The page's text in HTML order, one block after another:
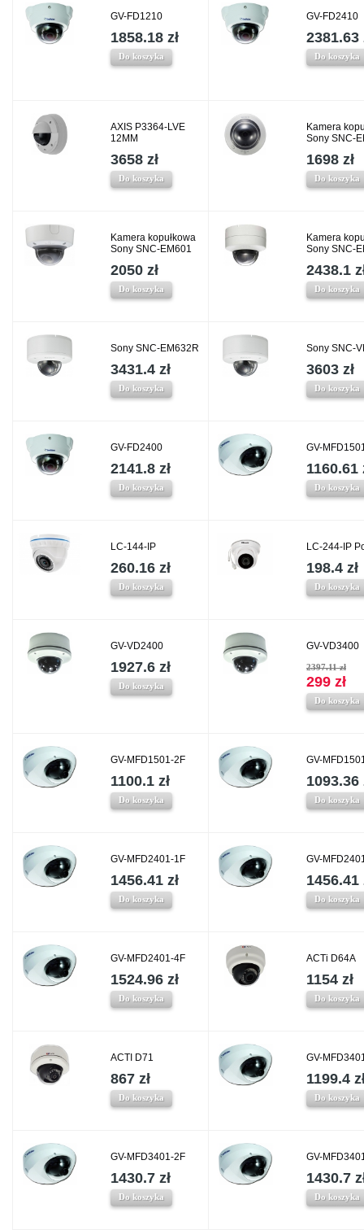
GV-FD1210
1858.18 zł
Do koszyka
GV-FD2410
2381.63
Do koszyka
AXIS P3364-LVE
12MM
3658 zł
Do koszyka
Kamera
Sony SNC-
1698 zł
Do koszyka
Kamera kopułkowa
Sony SNC-EM601
2050 zł
Do koszyka
Kamera
Sony SNC-
2438.1
Do koszyka
Sony SNC-EM632R
3431.4 zł
Do koszyka
Sony SNC-
3603 zł
Do koszyka
GV-FD2400
2141.8 zł
Do koszyka
GV-
1160.61
Do koszyka
LC-144-IP
260.16 zł
Do koszyka
LC-244-IP
198.4 zł
Do koszyka
GV-VD2400
1927.6 zł
Do koszyka
GV-VD3400
2397.11 zł
299 zł
Do koszyka
GV-MFD1501-2F
1100.1 zł
Do koszyka
GV-
1093.36
Do koszyka
GV-MFD2401-1F
1456.41 zł
Do koszyka
GV-
1456.41
Do koszyka
GV-MFD2401-4F
1524.96 zł
Do koszyka
ACTi D64A
1154 zł
Do koszyka
ACTI D71
867 zł
Do koszyka
GV-
1199.4
Do koszyka
GV-MFD3401-2F
1430.7 zł
Do koszyka
GV-
1430.7
Do koszyka